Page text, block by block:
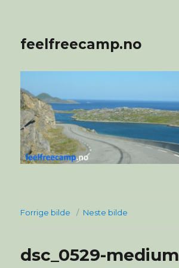
feelfreecamp.no
Forrige bilde Neste bilde
dsc_0529-medium